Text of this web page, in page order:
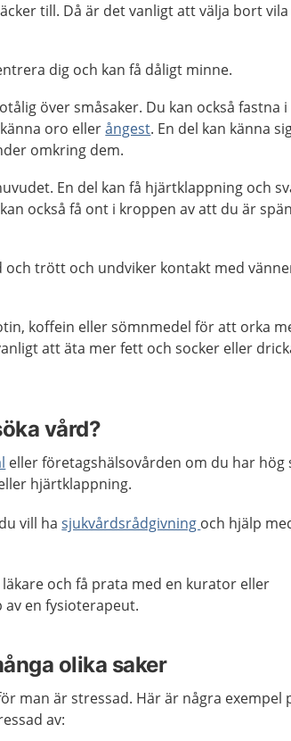
till. Då är det vanligt att välja bort vila
dig och kan få dåligt minne.
över småsaker. Du kan också fastna i
oro ellerångest. En del kan känna
omkring dem.
En del kan få hjärtklappning och
också få ont i kroppen av att du är
och trött och undviker kontakt med
koffein eller sömnmedel för att orka
att äta mer fett och socker eller
vård?
eller företagshälsovården om du har hög
hjärtklappning.
vill hasjukvårdsrådgivning och hjälp
och få prata med en kurator eller
av en fysioterapeut.
olika saker
man är stressad. Här är några exempel
av: